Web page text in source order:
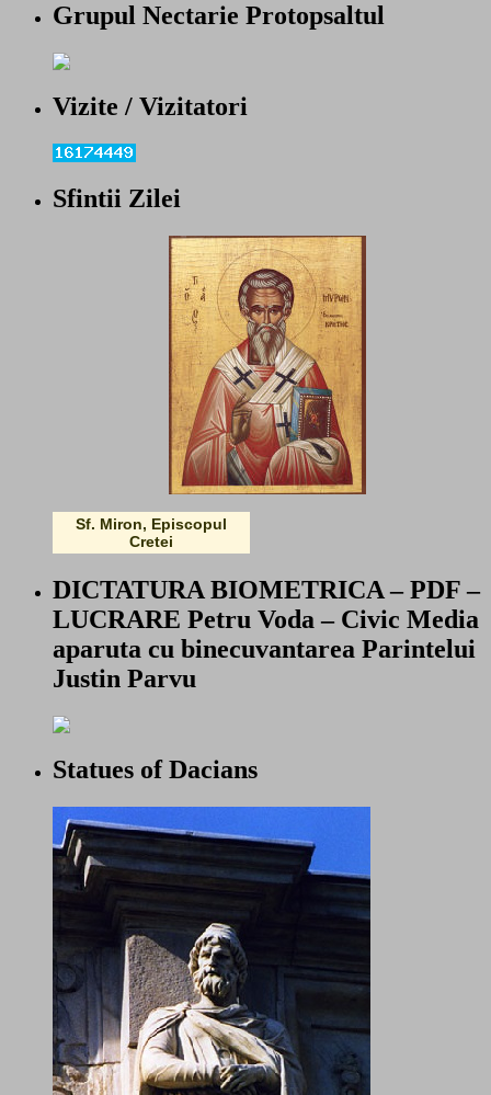
Grupul Nectarie Protopsaltul
Vizite / Vizitatori
Sfintii Zilei
Sf. Miron, Episcopul
Cretei
DICTATURA BIOMETRICA – PDF –
LUCRARE Petru Voda – Civic Media
aparuta cu binecuvantarea Parintelui
Justin Parvu
Statues of Dacians